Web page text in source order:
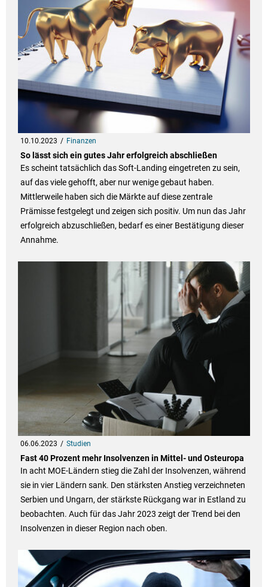
10.10.2023 Finanzen
So lässt sich ein gutes Jahr erfolgreich abschließen
Es scheint tatsächlich das Soft-Landing eingetreten zu sein,
auf das viele gehofft, aber nur wenige gebaut haben.
Mittlerweile haben sich die Märkte auf diese zentrale
Prämisse festgelegt und zeigen sich positiv. Um nun das Jahr
erfolgreich abzuschließen, bedarf es einer Bestätigung dieser
Annahme.
06.06.2023 Studien
Fast 40 Prozent mehr Insolvenzen in Mittel- und Osteuropa
In acht MOE-Ländern stieg die Zahl der Insolvenzen, während
sie in vier Ländern sank. Den stärksten Anstieg verzeichneten
Serbien und Ungarn, der stärkste Rückgang war in Estland zu
beobachten. Auch für das Jahr 2023 zeigt der Trend bei den
Insolvenzen in dieser Region nach oben.